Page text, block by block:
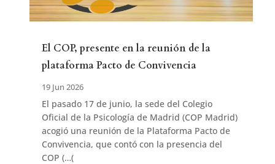
El COP, presente en la reunión de la
plataforma Pacto de Convivencia
19 Jun 2026
El pasado 17 de junio, la sede del Colegio
Oficial de la Psicología de Madrid (COP Madrid)
acogió una reunión de la Plataforma Pacto de
Convivencia, que contó con la presencia del
COP (…(